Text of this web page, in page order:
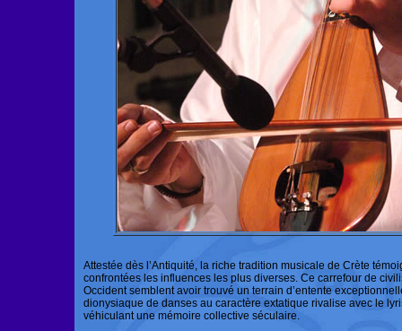
Attestée dès l’Antiquité, la riche tradition musicale de Crète
confrontées les influences les plus diverses. Ce carrefour de
Occident semblent avoir trouvé un terrain d’entente
dionysiaque de danses au caractère extatique rivalise avec le
véhiculant une mémoire collective séculaire.